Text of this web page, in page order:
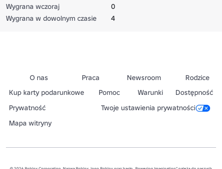
Wygrana wczoraj
0
Wygrana w dowolnym czasie
4
O nas Praca Newsroom
Rodzice
Kup karty podarunkowe
Pomoc Warunki
Dostępność
Prywatność
Twoje ustawienia prywatności
Mapa witryny